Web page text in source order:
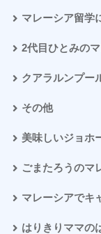
マレーシア留学
2代目ひとみの
クアラルンプー
その他
美味しいジョホ
ごまたろうのマ
マレーシアでキ
はりきりママの